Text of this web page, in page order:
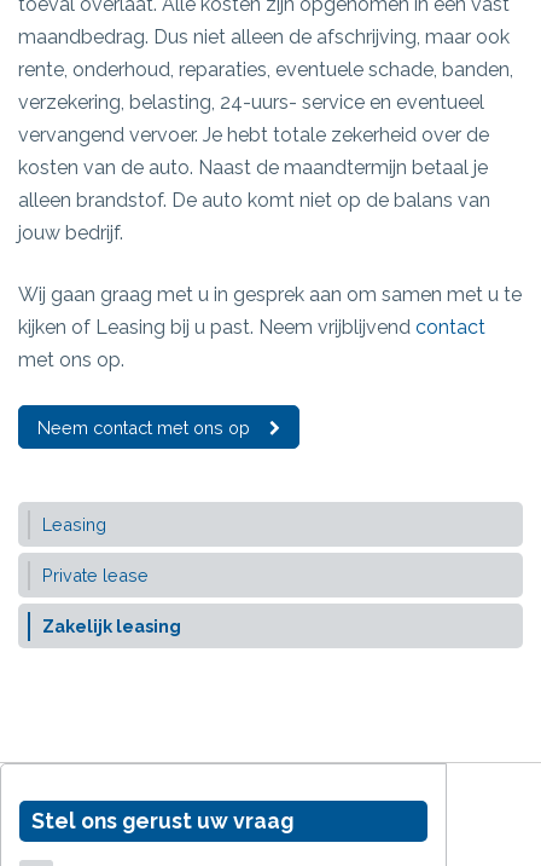
maandbedrag. Dus niet alleen de afschrijving, maar ook
rente, onderhoud, reparaties, eventuele schade, banden,
verzekering, belasting, 24-uurs- service en eventueel
vervangend vervoer. Je hebt totale zekerheid over de
kosten van de auto. Naast de maandtermijn betaal je
alleen brandstof. De auto komt niet op de balans van
jouw bedrijf.
Wij gaan graag met u in gesprek aan om samen met u te
kijken of Leasing bij u past. Neem vrijblijvend contact
met ons op.
Neem contact met ons op
Leasing
Private lease
Zakelijk leasing
Stel ons gerust uw vraag